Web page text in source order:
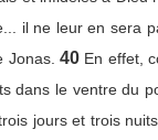
il ne leur en sera
Jonas. 40 En effet,
dans le ventre du
jours et trois